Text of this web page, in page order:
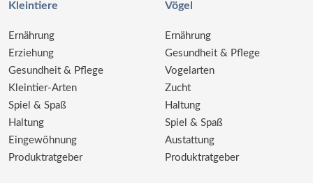
Kleintiere
Ernährung
Erziehung
Gesundheit & Pflege
Kleintier-Arten
Spiel & Spaß
Haltung
Eingewöhnung
Produktratgeber
Vögel
Ernährung
Gesundheit & Pflege
Vogelarten
Zucht
Haltung
Spiel & Spaß
Austattung
Produktratgeber